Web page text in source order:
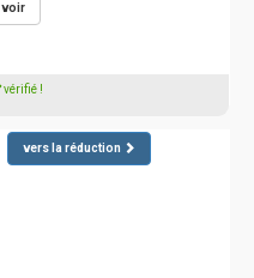
voir
vérifié !
vers la réduction